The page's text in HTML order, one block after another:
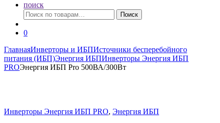
поиск
Искать:
Поиск
0
ГлавнаяИнверторы и ИБПИсточники бесперебойного
питания (ИБП)Энергия ИБПИнверторы Энергия ИБП
PROЭнергия ИБП Pro 500ВА/300Вт
Инверторы Энергия ИБП PRO, Энергия ИБП